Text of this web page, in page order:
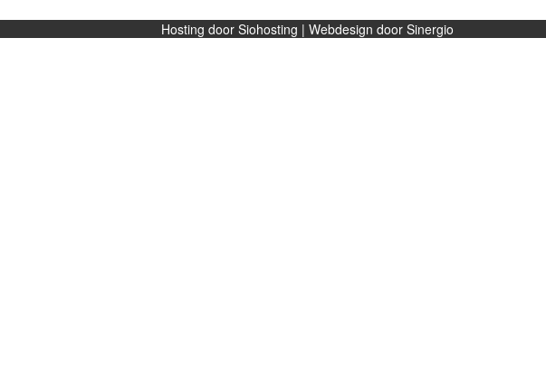
Hosting door Siohosting | Webdesign door Sinergio